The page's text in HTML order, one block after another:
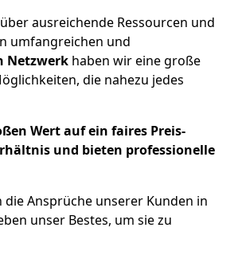
ausreichende Ressourcen und
umfangreichen und
Netzwerk haben wir eine große
die nahezu jedes
Wert auf ein faires Preis-
und bieten professionelle
die Ansprüche unserer Kunden in
unser Bestes, um sie zu